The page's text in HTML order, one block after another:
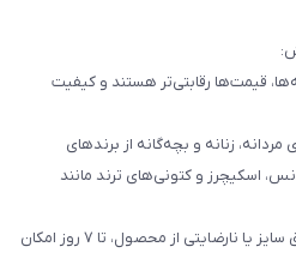
قیمت‌ها رقابتی‌تر هستند و کیفیت
زنانه و بچه‌گانه از برندهای
اسکیچرز و کتونی‌های ترند مانند
امکان مرجوعی: در صورت عدم تطابق سایز یا نارضایتی از محصول، تا ۷ روز امکان